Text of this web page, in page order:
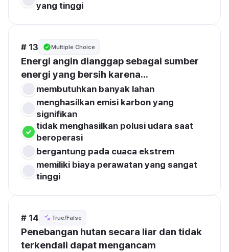
yang tinggi
# 13 Multiple Choice
Energi angin dianggap sebagai sumber
energi yang bersih karena...
membutuhkan banyak lahan
menghasilkan emisi karbon yang
signifikan
tidak menghasilkan polusi udara saat
beroperasi
bergantung pada cuaca ekstrem
memiliki biaya perawatan yang sangat
tinggi
# 14 True/False
Penebangan hutan secara liar dan tidak
terkendali dapat mengancam